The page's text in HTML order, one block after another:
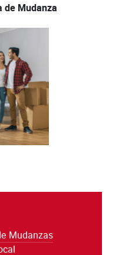
de Mudanza
Mudanzas